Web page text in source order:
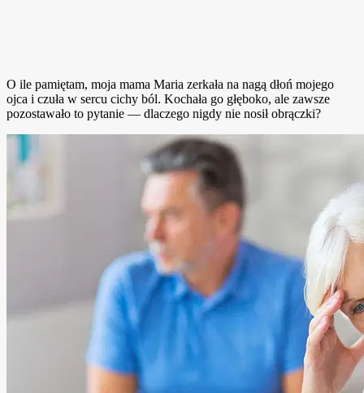
O ile pamiętam, moja mama Maria zerkała na nagą dłoń mojego
ojca i czuła w sercu cichy ból. Kochała go głęboko, ale zawsze
pozostawało to pytanie — dlaczego nigdy nie nosił obrączki?